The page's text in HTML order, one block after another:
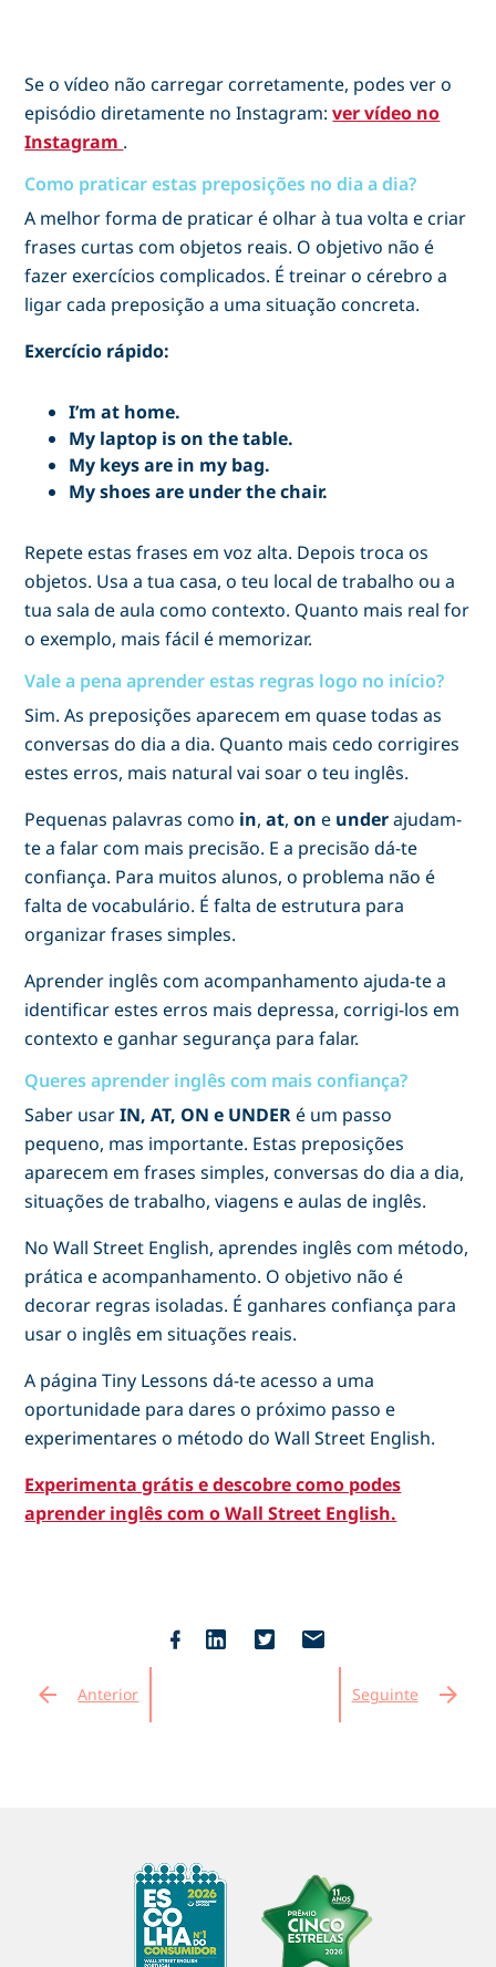
Se o vídeo não carregar corretamente, podes ver o
episódio diretamente no Instagram:ver vídeo no
Instagram .
Como praticar estas preposições no dia a dia?
A melhor forma de praticar é olhar à tua volta e criar
frases curtas com objetos reais. O objetivo não é
fazer exercícios complicados. É treinar o cérebro a
ligar cada preposição a uma situação concreta.
Exercício rápido:
I’m at home.
My laptop is on the table.
My keys are in my bag.
My shoes are under the chair.
Repete estas frases em voz alta. Depois troca os
objetos. Usa a tua casa, o teu local de trabalho ou a
tua sala de aula como contexto. Quanto mais real for
o exemplo, mais fácil é memorizar.
Vale a pena aprender estas regras logo no início?
Sim. As preposições aparecem em quase todas as
conversas do dia a dia. Quanto mais cedo corrigires
estes erros, mais natural vai soar o teu inglês.
Pequenas palavras como in,at,on e underajudam-
te a falar com mais precisão. E a precisão dá-te
confiança. Para muitos alunos, o problema não é
falta de vocabulário. É falta de estrutura para
organizar frases simples.
Aprender inglês com acompanhamento ajuda-te a
identificar estes erros mais depressa, corrigi-los em
contexto e ganhar segurança para falar.
Queres aprender inglês com mais confiança?
Saber usarIN, AT, ON e UNDERé um passo
pequeno, mas importante. Estas preposições
aparecem em frases simples, conversas do dia a dia,
situações de trabalho, viagens e aulas de inglês.
No Wall Street English, aprendes inglês com método,
prática e acompanhamento. O objetivo não é
decorar regras isoladas. É ganhares confiança para
usar o inglês em situações reais.
A página Tiny Lessons dá-te acesso a uma
oportunidade para dares o próximo passo e
experimentares o método do Wall Street English.
Experimenta grátis e descobre como podes
aprender inglês com o Wall Street English.
arrow_back Anterior
email
Seguinte arrow_forward